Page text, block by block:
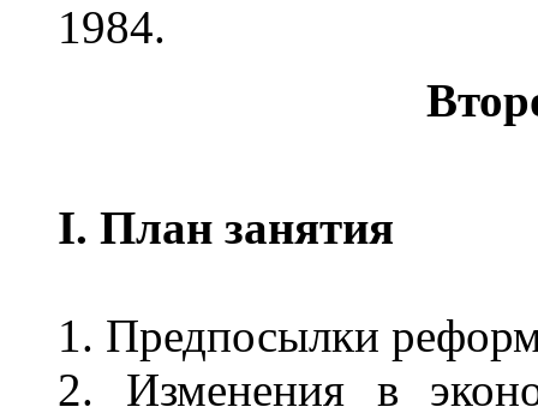
1984.
I. План занятия
1. Предпосылки
2. Изменения в